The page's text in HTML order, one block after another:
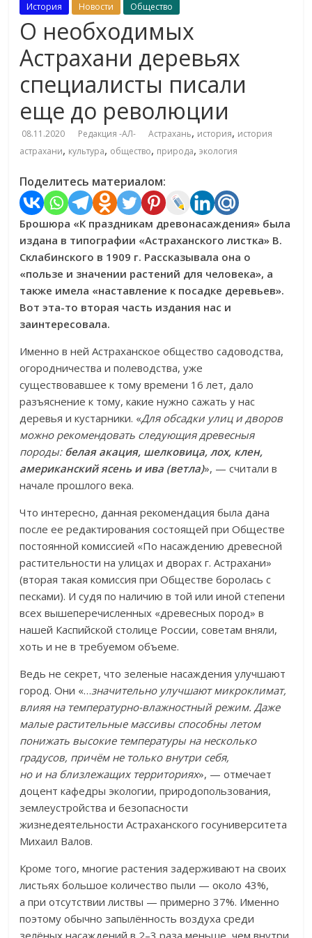
История Новости Общество
О необходимых
Астрахани деревьях
специалисты писали
еще до революции
08.11.2020 Редакция -АЛ- Астрахань, история, история
астрахани, культура, общество, природа,экология
Поделитесь материалом:
Брошюра «К праздникам древонасаждения» была
издана в типографии «Астраханского листка» В.
Склабинского в 1909 г. Рассказывала она о
«пользе и значении растений для человека», а
также имела «наставление к посадке деревьев».
Вот эта-то вторая часть издания нас и
заинтересовала.
Именно в ней Астраханское общество садоводства,
огородничества и полеводства, уже
существовавшее к тому времени 16 лет, дало
разъяснение к тому, какие нужно сажать у нас
деревья и кустарники. «Для обсадки улиц и дворов
можно рекомендовать следующия древесныя
породы: белая акация, шелковица, лох, клен,
американский ясень и ива (ветла)», — считали в
начале прошлого века.
Что интересно, данная рекомендация была дана
после ее редактирования состоящей при Обществе
постоянной комиссией «По насаждению древесной
растительности на улицах и дворах г. Астрахани»
(вторая такая комиссия при Обществе боролась с
песками). И судя по наличию в той или иной степени
всех вышеперечисленных «древесных пород» в
нашей Каспийской столице России, советам вняли,
хоть и не в требуемом объеме.
Ведь не секрет, что зеленые насаждения улучшают
город. Они «…значительно улучшают микроклимат,
влияя на температурно-влажностный режим. Даже
малые растительные массивы способны летом
понижать высокие температуры на несколько
градусов, причём не только внутри себя,
но и на близлежащих территориях», — отмечает
доцент кафедры экологии, природопользования,
землеустройства и безопасности
жизнедеятельности Астраханского госуниверситета
Михаил Валов.
Кроме того, многие растения задерживают на своих
листьях большое количество пыли — около 43%,
а при отсутствии листвы — примерно 37%. Именно
поэтому обычно запылённость воздуха среди
зелёных насаждений в 2–3 раза меньше, чем внутри